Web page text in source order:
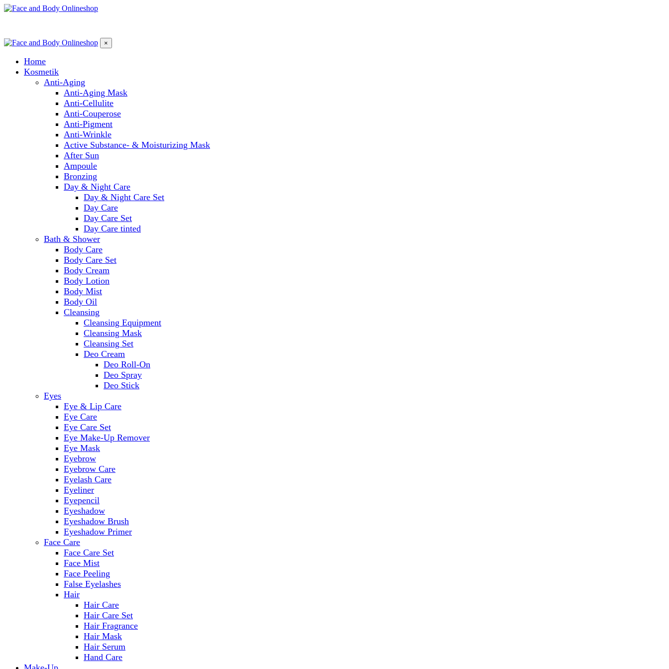
×
Home
Kosmetik
Anti-Aging
Anti-Aging Mask
Anti-Cellulite
Anti-Couperose
Anti-Pigment
Anti-Wrinkle
Active Substance- & Moisturizing Mask
After Sun
Ampoule
Bronzing
Day & Night Care
Day & Night Care Set
Day Care
Day Care Set
Day Care tinted
Bath & Shower
Body Care
Body Care Set
Body Cream
Body Lotion
Body Mist
Body Oil
Cleansing
Cleansing Equipment
Cleansing Mask
Cleansing Set
Deo Cream
Deo Roll-On
Deo Spray
Deo Stick
Eyes
Eye & Lip Care
Eye Care
Eye Care Set
Eye Make-Up Remover
Eye Mask
Eyebrow
Eyebrow Care
Eyelash Care
Eyeliner
Eyepencil
Eyeshadow
Eyeshadow Brush
Eyeshadow Primer
Face Care
Face Care Set
Face Mist
Face Peeling
False Eyelashes
Hair
Hair Care
Hair Care Set
Hair Fragrance
Hair Mask
Hair Serum
Hand Care